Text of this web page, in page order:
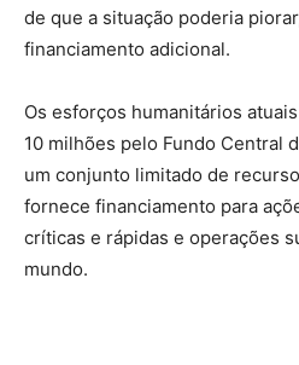
de que a situação poderia
financiamento adicional.
Os esforços humanitários
10 milhões pelo Fundo Central
um conjunto limitado de
fornece financiamento para
críticas e rápidas e operações
mundo.